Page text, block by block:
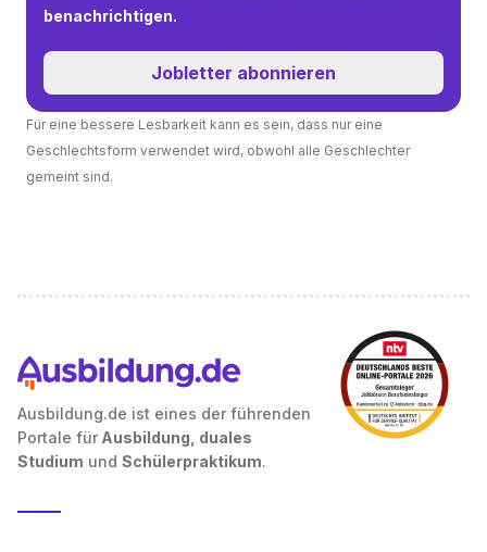
benachrichtigen.
Jobletter abonnieren
Für eine bessere Lesbarkeit kann es sein, dass nur eine
Geschlechtsform verwendet wird, obwohl alle Geschlechter
gemeint sind.
Ausbildung.de ist eines der führenden
Portale für Ausbildung, duales
Studium und Schülerpraktikum.